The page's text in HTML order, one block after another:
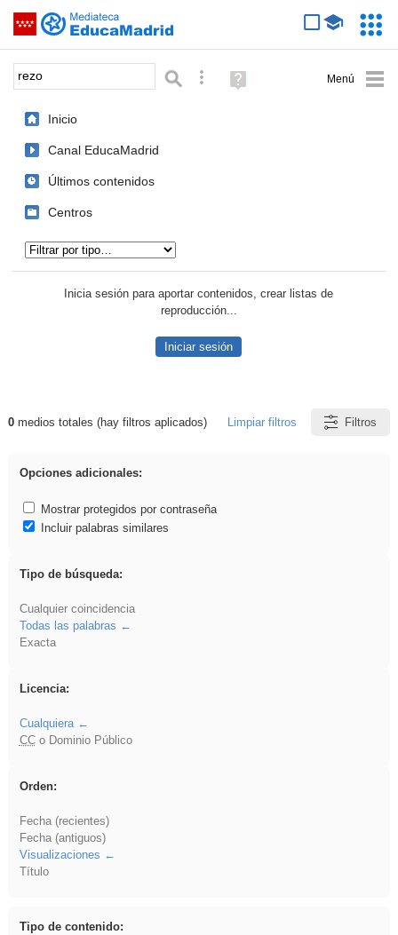
Saltar navegación
Palabra o frase: Búsqueda avanzada
Ayuda
(en
Inicio
Canal EducaMadrid
Últimos contenidos
Centros
Inicia sesión para aportar contenidos, crear listas de
reproducción...
Iniciar sesión
Resultados de: rezo
0medios totales (hay filtros aplicados) Limpiar filtros Filtros
Opciones adicionales:
Mostrar protegidos por contraseña
Incluir palabras similares
Tipo de búsqueda:
Cualquier coincidencia
Todas las palabras
Exacta
Licencia:
Cualquiera
CCo Dominio Público
Orden:
Fecha (recientes)
Fecha (antiguos)
Visualizaciones
Título
Tipo de contenido: